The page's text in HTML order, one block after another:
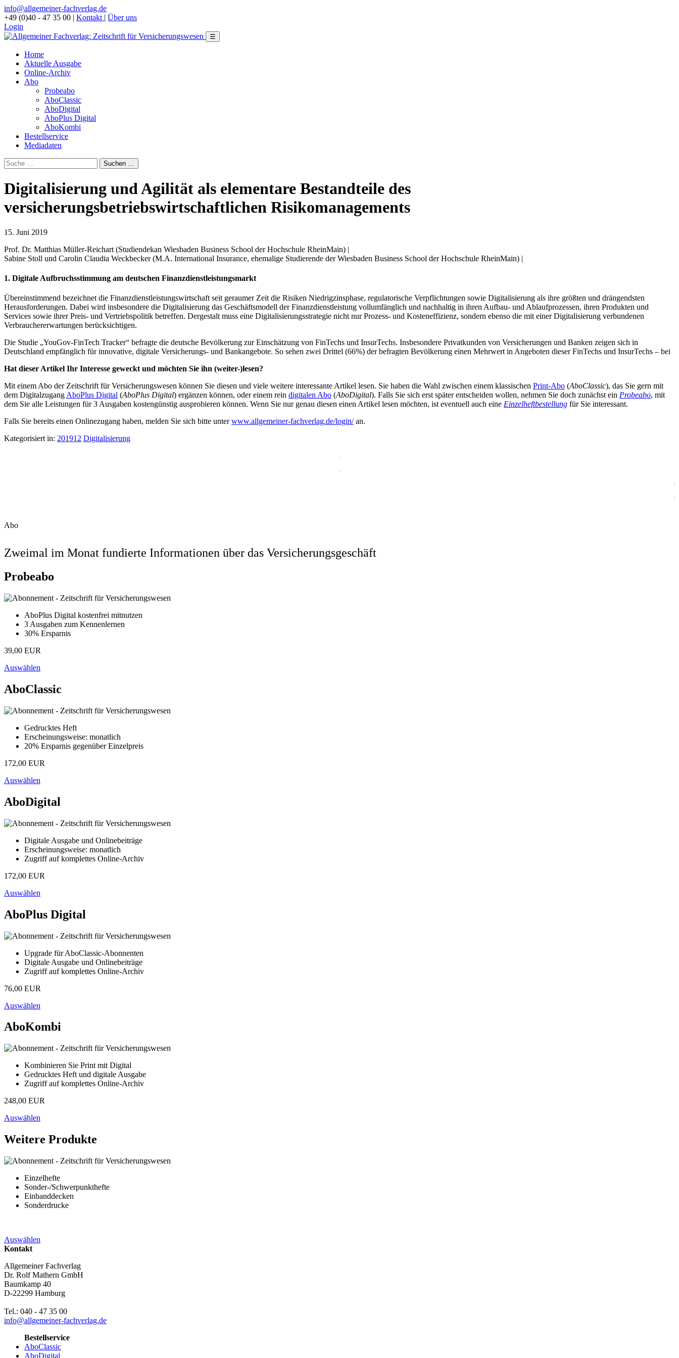
info@allgemeiner-fachverlag.de
+49 (0)40 - 47 35 00 | Kontakt | Über uns
Login
☰
Home
Aktuelle Ausgabe
Online-Archiv
Abo
Probeabo
AboClassic
AboDigital
AboPlus Digital
AboKombi
Bestellservice
Mediadaten
Digitalisierung und Agilität als elementare Bestandteile des
versicherungsbetriebswirtschaftlichen Risikomanagements
15. Juni 2019
Prof. Dr. Matthias Müller-Reichart (Studiendekan Wiesbaden Business School der Hochschule RheinMain) |
Sabine Stoll und Carolin Claudia Weckbecker (M.A. International Insurance, ehemalige Studierende der Wiesbaden Business School der Hochschule RheinMain) |
1. Digitale Aufbruchsstimmung am deutschen Finanzdienstleistungsmarkt
Übereinstimmend bezeichnet die Finanzdienstleistungswirtschaft seit geraumer Zeit die Risiken Niedrigzinsphase, regulatorische Verpflichtungen sowie Digitalisierung als ihre größten und drängendsten
Herausforderungen. Dabei wird insbesondere die Digitalisierung das Geschäftsmodell der Finanzdienstleistung vollumfänglich und nachhaltig in ihren Aufbau- und Ablaufprozessen, ihren Produkten und
Services sowie ihrer Preis- und Vertriebspolitik betreffen. Dergestalt muss eine Digitalisierungsstrategie nicht nur Prozess- und Kosteneffizienz, sondern ebenso die mit einer Digitalisierung verbundenen
Verbrauchererwartungen berücksichtigen.
Die Studie „YouGov-FinTech Tracker“ befragte die deutsche Bevölkerung zur Einschätzung von FinTechs und InsurTechs. Insbesondere Privatkunden von Versicherungen und Banken zeigen sich in
Deutschland empfänglich für innovative, digitale Versicherungs- und Bankangebote. So sehen zwei Drittel (66%) der befragten Bevölkerung einen Mehrwert in Angeboten dieser FinTechs und InsurTechs – bei
Hat dieser Artikel Ihr Interesse geweckt und möchten Sie ihn (weiter-)lesen?
Mit einem Abo der Zeitschrift für Versicherungswesen können Sie diesen und viele weitere interessante Artikel lesen. Sie haben die Wahl zwischen einem klassischen Print-Abo (AboClassic), das Sie gern mit
dem DigitalzugangAboPlus Digital (AboPlus Digital) ergänzen können, oder einem rein digitalen Abo (AboDigital). Falls Sie sich erst später entscheiden wollen, nehmen Sie doch zunächst ein Probeabo, mit
dem Sie alle Leistungen für 3 Ausgaben kostengünstig ausprobieren können. Wenn Sie nur genau diesen einen Artikel lesen möchten, ist eventuell auch eine Einzelheftbestellung für Sie interessant.
Falls Sie bereits einen Onlinezugang haben, melden Sie sich bitte unterwww.allgemeiner-fachverlag.de/login/an.
Kategorisiert in: 201912 Digitalisierung
Abo
Zweimal im Monat fundierte Informationen über das Versicherungsgeschäft
Probeabo
AboPlus Digital kostenfrei mitnutzen
3 Ausgaben zum Kennenlernen
30% Ersparnis
39,00 EUR
Auswählen
AboClassic
Gedrucktes Heft
Erscheinungsweise: monatlich
20% Ersparnis gegenüber Einzelpreis
172,00 EUR
Auswählen
AboDigital
Digitale Ausgabe und Onlinebeiträge
Erscheinungsweise: monatlich
Zugriff auf komplettes Online-Archiv
172,00 EUR
Auswählen
AboPlus Digital
Upgrade für AboClassic-Abonnenten
Digitale Ausgabe und Onlinebeiträge
Zugriff auf komplettes Online-Archiv
76,00 EUR
Auswählen
AboKombi
Kombinieren Sie Print mit Digital
Gedrucktes Heft und digitale Ausgabe
Zugriff auf komplettes Online-Archiv
248,00 EUR
Auswählen
Weitere Produkte
Einzelhefte
Sonder-/Schwerpunkthefte
Einbanddecken
Sonderdrucke
Auswählen
Kontakt
Allgemeiner Fachverlag
Dr. Rolf Mathern GmbH
Baumkamp 40
D-22299 Hamburg
Tel.: 040 - 47 35 00
info@allgemeiner-fachverlag.de
Bestellservice
AboClassic
AboDigital